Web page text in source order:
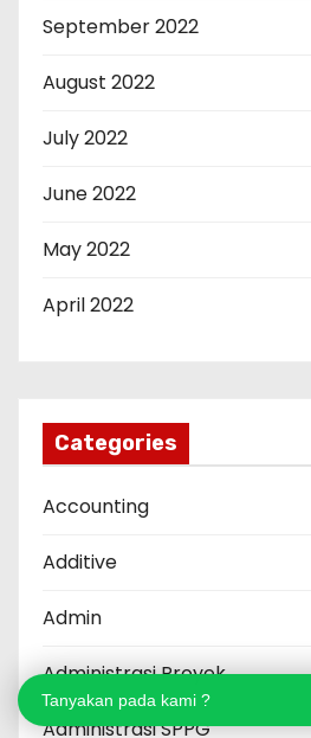
September 2022
August 2022
July 2022
June 2022
May 2022
April 2022
Categories
Accounting
Additive
Admin
Administrasi Proyek
Administrasi SPPG
Tanyakan pada kami ?